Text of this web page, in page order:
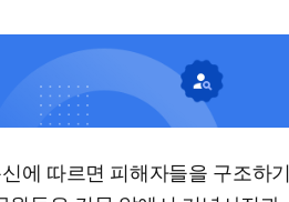
에 따르면 피해자들을 구조하기